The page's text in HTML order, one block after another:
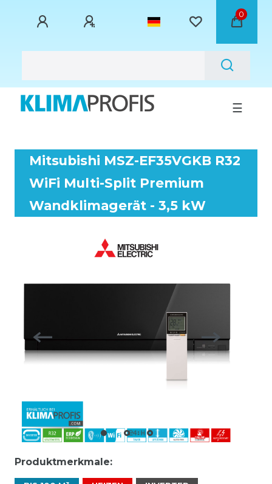
0
☰
Mitsubishi MSZ-EF35VGKB R32
WiFi Multi-Split Premium
Wandklimagerät - 3,5 kW
Produktmerkmale: